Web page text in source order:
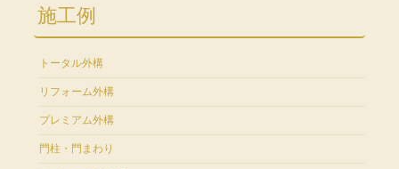
施工例
トータル外構
リフォーム外構
プレミアム外構
門柱・門まわり